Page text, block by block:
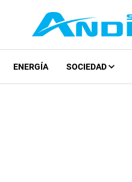
ENERGÍA SOCIEDAD